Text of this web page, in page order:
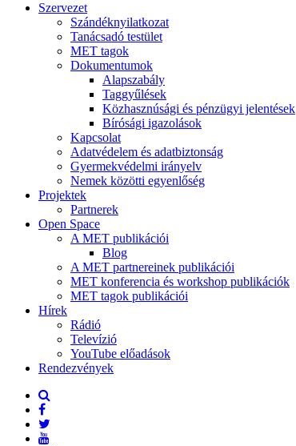
Szervezet
Szándéknyilatkozat
Tanácsadó testület
MET tagok
Dokumentumok
Alapszabály
Taggyűlések
Közhasznúsági és pénzügyi jelentések
Bírósági igazolások
Kapcsolat
Adatvédelem és adatbiztonság
Gyermekvédelmi irányelv
Nemek közötti egyenlőség
Projektek
Partnerek
Open Space
A MET publikációi
Blog
A MET partnereinek publikációi
MET konferencia és workshop publikációk
MET tagok publikációi
Hírek
Rádió
Televízió
YouTube előadások
Rendezvények